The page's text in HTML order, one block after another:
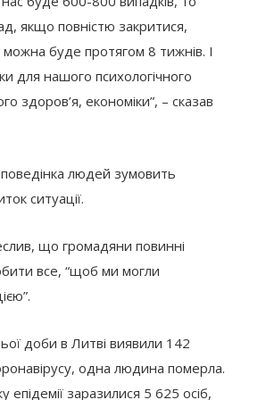
якщо повністю закритися,
буде протягом 8 тижнів. І
для нашого психологічного
здоров’я, економіки”, – сказав
людей зумовить
ситуації.
що громадяни повинні
все, “щоб ми могли
доби в Литві виявили 142
одна людина померла.
епідемії заразилися 5 625 осіб,